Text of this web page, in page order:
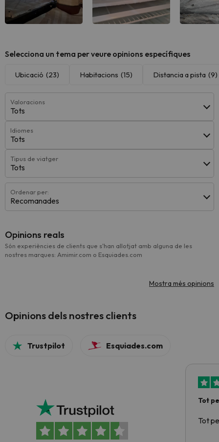
Selecciona un tema per veure opinions específiques
Ubicació (23) Habitacions (15) Distancia a pista (9)
Valoracions
Tots
Idiomes
Tots
Tipus de viatger
Tots
Ordenar per:
Recomanades
Opinions reals
Són experiències de clients que s'han allotjat amb alguna de les
nostres marques: Amimir.com o Esquiades.com
Mostra més opinions
Opinions dels nostres clients
Trustpilot Esquiades.com
Tot
Tot